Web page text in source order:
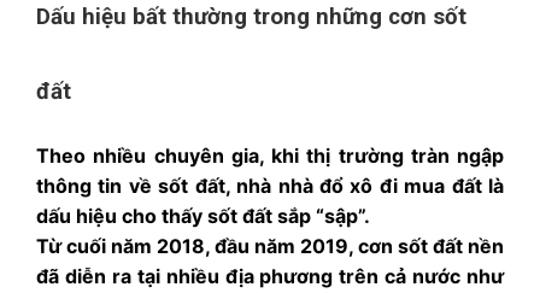
Dấu hiệu bất thường trong những cơn sốt
đất
Theo nhiều chuyên gia, khi thị trường tràn ngập
thông tin về sốt đất, nhà nhà đổ xô đi mua đất là
dấu hiệu cho thấy sốt đất sắp “sập”.
Từ cuối năm 2018, đầu năm 2019, cơn sốt đất nền
đã diễn ra tại nhiều địa phương trên cả nước như